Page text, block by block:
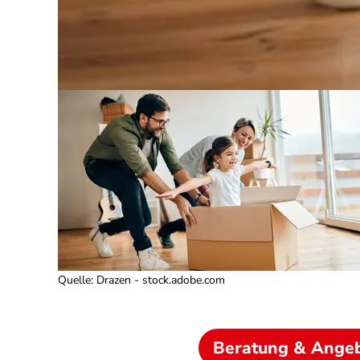
Quelle: Drazen - stock.adobe.com
Beratung &